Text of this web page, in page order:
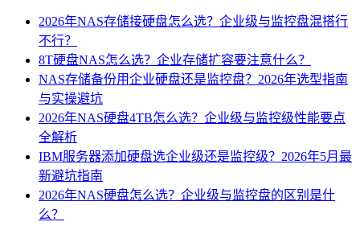
2026年NAS存储接硬盘怎么选？企业级与监控盘混搭行
不行？
8T硬盘NAS怎么选？企业存储扩容要注意什么？
NAS存储备份用企业硬盘还是监控盘？2026年选型指南
与实操避坑
2026年NAS硬盘4TB怎么选？企业级与监控级性能要点
全解析
IBM服务器添加硬盘选企业级还是监控级？2026年5月最
新避坑指南
2026年NAS硬盘怎么选？企业级与监控盘的区别是什
么？